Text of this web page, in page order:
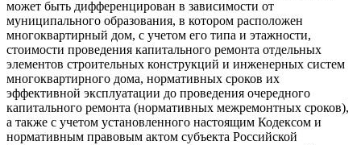
может быть дифференцирован в зависимости от
муниципального образования, в котором расположен
многоквартирный дом, с учетом его типа и этажности,
стоимости проведения капитального ремонта отдельных
элементов строительных конструкций и инженерных систем
многоквартирного дома, нормативных сроков их
эффективной эксплуатации до проведения очередного
капитального ремонта (нормативных межремонтных сроков),
а также с учетом установленного настоящим Кодексом и
нормативным правовым актом субъекта Российской